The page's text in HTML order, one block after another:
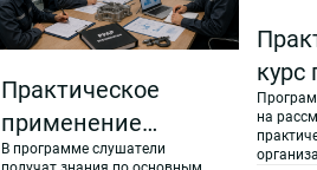
Практическое
применение
методик APQP,
В программе слушатели
курс
на